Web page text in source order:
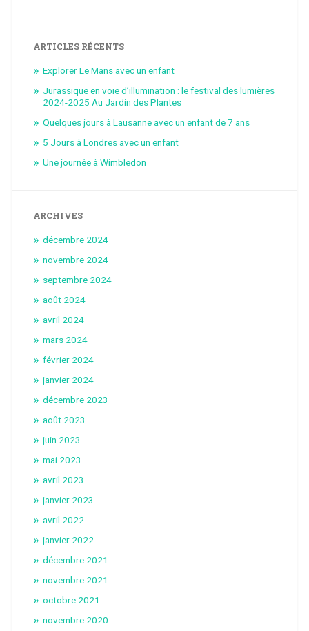
ARTICLES RÉCENTS
Explorer Le Mans avec un enfant
Jurassique en voie d’illumination : le festival des lumières
2024-2025 Au Jardin des Plantes
Quelques jours à Lausanne avec un enfant de 7 ans
5 Jours à Londres avec un enfant
Une journée à Wimbledon
ARCHIVES
décembre 2024
novembre 2024
septembre 2024
août 2024
avril 2024
mars 2024
février 2024
janvier 2024
décembre 2023
août 2023
juin 2023
mai 2023
avril 2023
janvier 2023
avril 2022
janvier 2022
décembre 2021
novembre 2021
octobre 2021
novembre 2020